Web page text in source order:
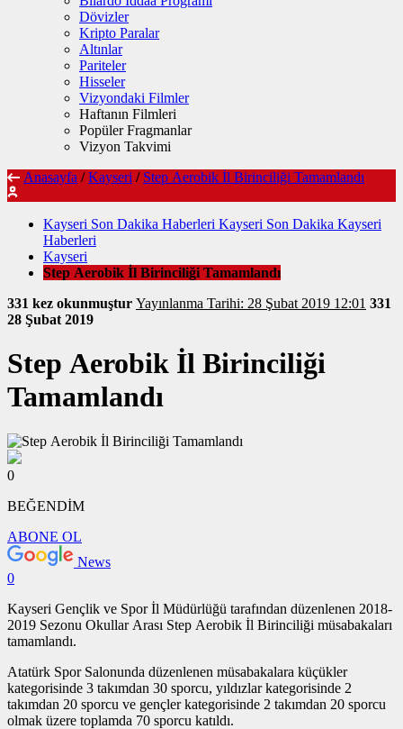
Dövizler
Kripto Paralar
Altınlar
Pariteler
Hisseler
Vizyondaki Filmler
Haftanın Filmleri
Popüler Fragmanlar
Vizyon Takvimi
Anasayfa / Kayseri / Step Aerobik İl Birinciliği Tamamlandı
Kayseri Son Dakika Haberleri Kayseri Son Dakika Kayseri
Haberleri
Kayseri
Step Aerobik İl Birinciliği Tamamlandı
331 kez okunmuştur
Yayınlanma Tarihi: 28 Şubat 2019 12:01 331
28 Şubat 2019
Step Aerobik İl Birinciliği
Tamamlandı
0
BEĞENDİM
ABONE OL
News
0
Kayseri Gençlik ve Spor İl Müdürlüğü tarafından düzenlenen 2018-
2019 Sezonu Okullar Arası Step Aerobik İl Birinciliği müsabakaları
tamamlandı.
Atatürk Spor Salonunda düzenlenen müsabakalara küçükler
kategorisinde 3 takımdan 30 sporcu, yıldızlar kategorisinde 2
takımdan 20 sporcu ve gençler kategorisinde 2 takımdan 20 sporcu
olmak üzere toplamda 70 sporcu katıldı.